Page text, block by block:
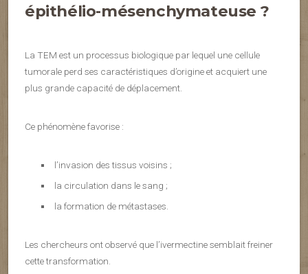
épithélio-mésenchymateuse ?
La TEM est un processus biologique par lequel une cellule
tumorale perd ses caractéristiques d’origine et acquiert une
plus grande capacité de déplacement.
Ce phénomène favorise :
l’invasion des tissus voisins ;
la circulation dans le sang ;
la formation de métastases.
Les chercheurs ont observé que l’ivermectine semblait freiner
cette transformation.